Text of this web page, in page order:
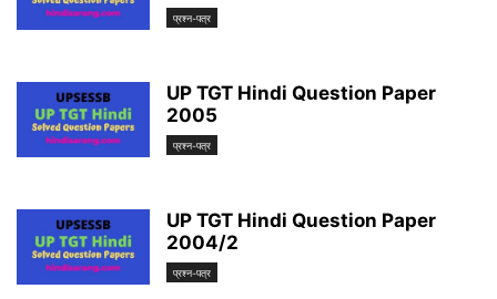
प्रश्न-पत्र
UP TGT Hindi Question Paper
2005
प्रश्न-पत्र
UP TGT Hindi Question Paper
2004/2
प्रश्न-पत्र